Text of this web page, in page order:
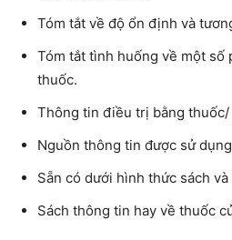
Tóm tắt về độ ổn định và
Tóm tắt tình huống về một số
thuốc.
Thông tin điều trị bằng
Nguồn thông tin được sử
Sẵn có dưới hình thức sách và
Sách thông tin hay về thuốc